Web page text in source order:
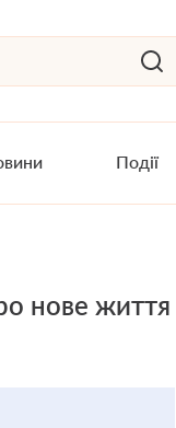
Події
нове життя